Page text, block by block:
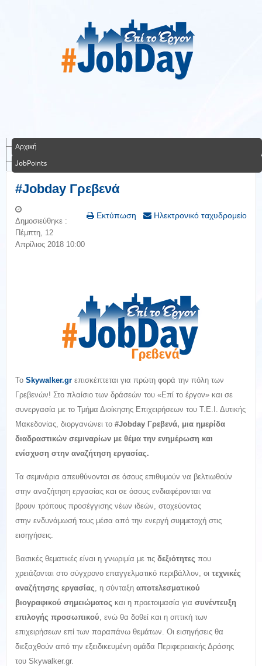
Αρχική
JobPoints
#Jobday Γρεβενά
Εκτύπωση Ηλεκτρονικό ταχυδρομείο
Δημοσιεύθηκε :
Πέμπτη, 12
Απρίλιος 2018 10:00
Το Skywalker.gr επισκέπτεται για πρώτη φορά την πόλη των
Γρεβενών! Στο πλαίσιο των δράσεών του «Επί το έργον» και σε
συνεργασία με το Τμήμα Διοίκησης Επιχειρήσεων του Τ.Ε.Ι. Δυτικής
Μακεδονίας, διοργανώνει το #Jobday Γρεβενά, μια ημερίδα
διαδραστικών σεμιναρίων με θέμα την ενημέρωση και
ενίσχυση στην αναζήτηση εργασίας.
Τα σεμινάρια απευθύνονται σε όσους επιθυμούν να βελτιωθούν
στην αναζήτηση εργασίας και σε όσους ενδιαφέρονται να
βρουν τρόπους προσέγγισης νέων ιδεών, στοχεύοντας
στην ενδυνάμωσή τους μέσα από την ενεργή συμμετοχή στις
εισηγήσεις.
Βασικές θεματικές είναι η γνωριμία με τις δεξιότητες που
χρειάζονται στο σύγχρονο επαγγελματικό περιβάλλον, οι τεχνικές
αναζήτησης εργασίας, η σύνταξη αποτελεσματικού
βιογραφικού σημειώματος και η προετοιμασία για συνέντευξη
επιλογής προσωπικού, ενώ θα δοθεί και η οπτική των
επιχειρήσεων επί των παραπάνω θεμάτων. Οι εισηγήσεις θα
διεξαχθούν από την εξειδικευμένη ομάδα Περιφερειακής Δράσης
του Skywalker.gr.